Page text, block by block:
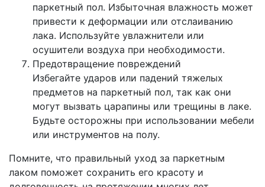
паркетный пол. Избыточная влажность может
привести к деформации или отслаиванию
лака. Используйте увлажнители или
осушители воздуха при необходимости.
Предотвращение повреждений
Избегайте ударов или падений тяжелых
предметов на паркетный пол, так как они
могут вызвать царапины или трещины в лаке.
Будьте осторожны при использовании мебели
или инструментов на полу.
Помните, что правильный уход за паркетным
лаком поможет сохранить его красоту и